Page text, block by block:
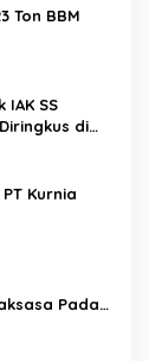
Ton BBM
SS
di
Kurnia
Pada